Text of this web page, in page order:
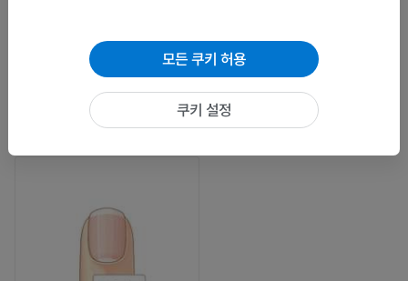
모든 쿠키 허용
쿠키 설정